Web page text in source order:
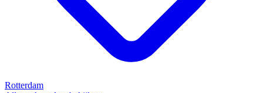
Rotterdam